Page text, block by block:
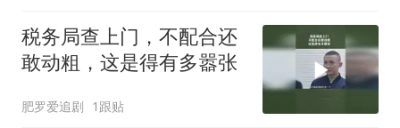
税务局查上门，不配合还
敢动粗，这是得有多嚣张
肥罗爱追剧 1跟贴